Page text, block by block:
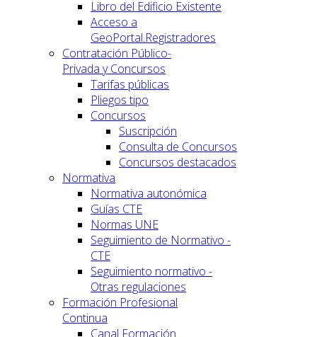
Libro del Edificio Existente
Acceso a
GeoPortal.Registradores
Contratación Público-
Privada y Concursos
Tarifas públicas
Pliegos tipo
Concursos
Suscripción
Consulta de Concursos
Concursos destacados
Normativa
Normativa autonómica
Guías CTE
Normas UNE
Seguimiento de Normativo -
CTE
Seguimiento normativo -
Otras regulaciones
Formación Profesional
Continua
Canal Formación